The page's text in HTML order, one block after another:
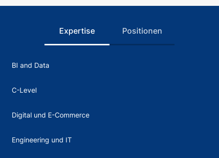
Expertise Positionen
BI and Data
C-Level
Digital und E-Commerce
Engineering und IT